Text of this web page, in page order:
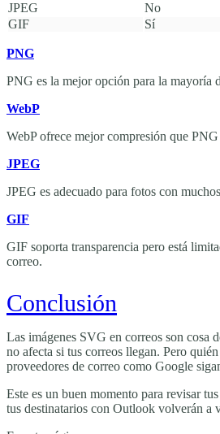
JPEG
No
GIF
Sí
PNG
PNG es la mejor opción para la mayoría
WebP
WebP ofrece mejor compresión que
JPEG
JPEG es adecuado para fotos con
GIF
GIF soporta transparencia pero está
correo.
Conclusión
Las imágenes SVG en correos son cosa
no afecta si tus correos llegan. Pero
proveedores de correo como Google
Este es un buen momento para revisar tus
tus destinatarios con Outlook volverán a